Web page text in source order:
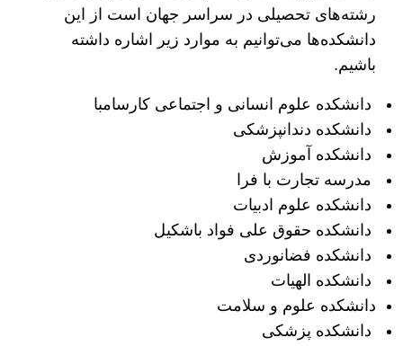
رشته‌های تحصیلی در سراسر جهان است از این
دانشکده‌ها می‌توانیم به موارد زیر اشاره داشته
باشیم.
دانشکده علوم انسانی و اجتماعی کارسامبا
دانشکده دندانپزشکی
دانشکده آموزش
مدرسه تجارت با فرا
دانشکده علوم ادبیات
دانشکده حقوق علی فواد باشکیل
دانشکده فضانوردی
دانشکده الهیات
دانشکده علوم و سلامت
دانشکده پزشکی